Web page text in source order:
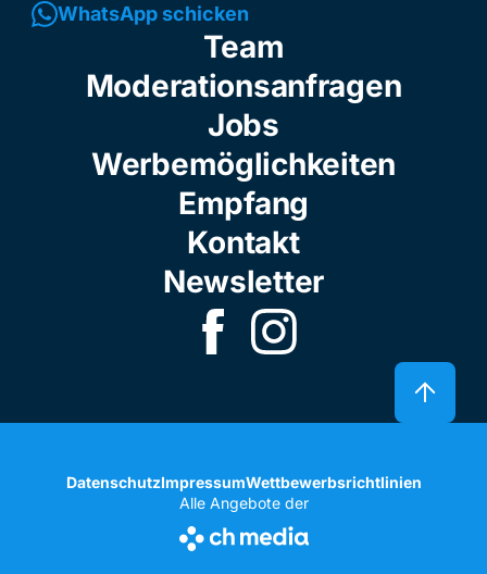
WhatsApp schicken
Team
Moderationsanfragen
Jobs
Werbemöglichkeiten
Empfang
Kontakt
Newsletter
DatenschutzImpressumWettbewerbsrichtlinien
Alle Angebote der